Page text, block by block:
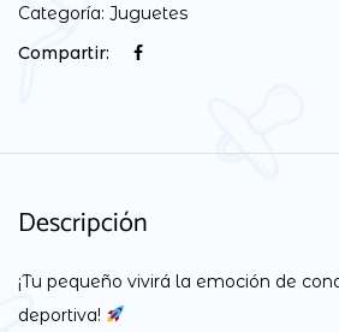
Categoría: Juguetes
Compartir:
Descripción
¡Tu pequeño vivirá la emoción de
deportiva!